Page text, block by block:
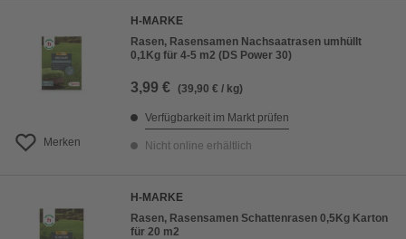
Merken
H-MARKE
Rasen, Rasensamen Nachsaatrasen umhüllt
0,1Kg für 4-5 m2 (DS Power 30)
3,99 € (39,90 € / kg)
Verfügbarkeit im Markt prüfen
Nicht online erhältlich
H-MARKE
Rasen, Rasensamen Schattenrasen 0,5Kg Karton
für 20 m2